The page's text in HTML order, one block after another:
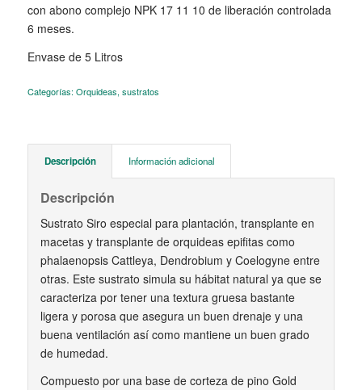
con abono complejo NPK 17 11 10 de liberación controlada
6 meses.
Envase de 5 Litros
Categorías: Orquideas, sustratos
Descripción Información adicional
Descripción
Sustrato Siro especial para plantación, transplante en
macetas y transplante de orquideas epifitas como
phalaenopsis Cattleya, Dendrobium y Coelogyne entre
otras. Este sustrato simula su hábitat natural ya que se
caracteriza por tener una textura gruesa bastante
ligera y porosa que asegura un buen drenaje y una
buena ventilación así como mantiene un buen grado
de humedad.
Compuesto por una base de corteza de pino Gold